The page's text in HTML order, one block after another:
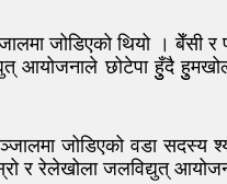
जोडिएको थियो । बेँसी र
आयोजनाले छोटेपा हुुँदै
जोडिएको वडा सदस्य
र रेलेखोला जलविद्युत्